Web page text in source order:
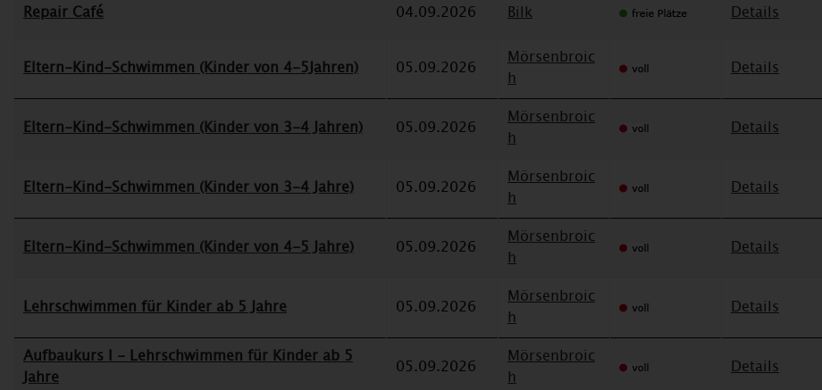
Repair Café 04.09.2026 Bilk Details
Eltern-Kind-Schwimmen (Kinder von 4-5Jahren) 05.09.2026
Mörsenbroic
h
Details
Eltern-Kind-Schwimmen (Kinder von 3-4 Jahren) 05.09.2026
Mörsenbroic
h
Details
Eltern-Kind-Schwimmen (Kinder von 3-4 Jahre) 05.09.2026
Mörsenbroic
h
Details
Eltern-Kind-Schwimmen (Kinder von 4-5 Jahre) 05.09.2026
Mörsenbroic
h
Details
Lehrschwimmen für Kinder ab 5 Jahre 05.09.2026
Mörsenbroic
h
Details
Aufbaukurs I - Lehrschwimmen für Kinder ab 5
Jahre
05.09.2026
Mörsenbroic
h
Details